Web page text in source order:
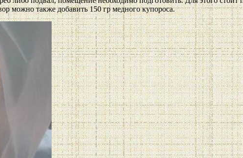
можно также добавить 150 гр медного купороса.